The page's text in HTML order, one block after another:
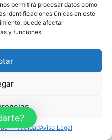
permitirá procesar datos como
identificaciones únicas en este
puede afectar
y funciones.
PrivacidadAviso Legal